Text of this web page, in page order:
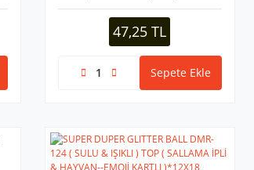
SULU TOPLAR ) ( 65MM )*12X24
47,25 TL
Sepete Ekle